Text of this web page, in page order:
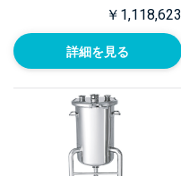
￥1,118,623
詳細を見る